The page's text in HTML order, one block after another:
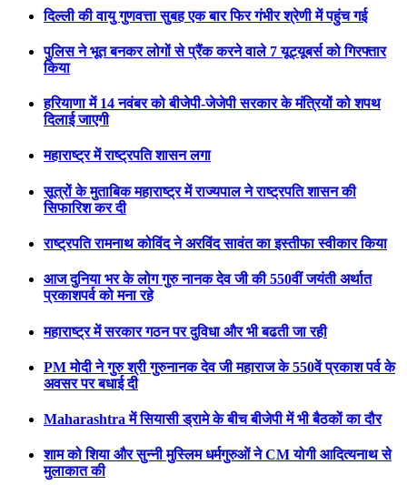
दिल्ली की वायु गुणवत्ता सुबह एक बार फिर गंभीर श्रेणी में पहुंच गई
पुलिस ने भूत बनकर लोगों से प्रैंक करने वाले 7 यूट्यूबर्स को गिरफ्तार
किया
हरियाणा में 14 नवंबर को बीजेपी-जेजेपी सरकार के मंत्रियों को शपथ
दिलाई जाएगी
महाराष्ट्र में राष्ट्रपति शासन लगा
सूत्रों के मुताबिक महाराष्ट्र में राज्यपाल ने राष्ट्रपति शासन की
सिफारिश कर दी
राष्ट्रपति रामनाथ कोविंद ने अरविंद सावंत का इस्तीफा स्वीकार किया
आज दुनिया भर के लोग गुरु नानक देव जी की 550वीं जयंती अर्थात
प्रकाशपर्व को मना रहे
महाराष्ट्र में सरकार गठन पर दुविधा और भी बढती जा रही
PM मोदी ने गुरु श्री गुरुनानक देव जी महाराज के 550वें प्रकाश पर्व के
अवसर पर बधाई दी
Maharashtra में सियासी ड्रामे के बीच बीजेपी में भी बैठकों का दौर
शाम को शिया और सुन्नी मुस्लिम धर्मगुरुओं ने CM योगी आदित्यनाथ से
मुलाकात की